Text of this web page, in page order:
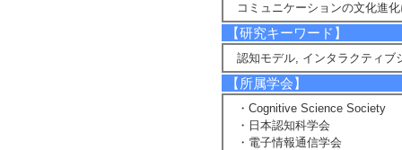
コミュニケーションの文化進
【研究キーワード】
認知モデル, インタラクティブ
【所属学会】
・Cognitive Science Society
・日本認知科学会
・電子情報通信学会